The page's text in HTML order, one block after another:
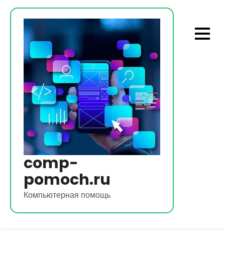
Перейти
содержимому
comp-
pomoch.ru
Компьютерная помощь